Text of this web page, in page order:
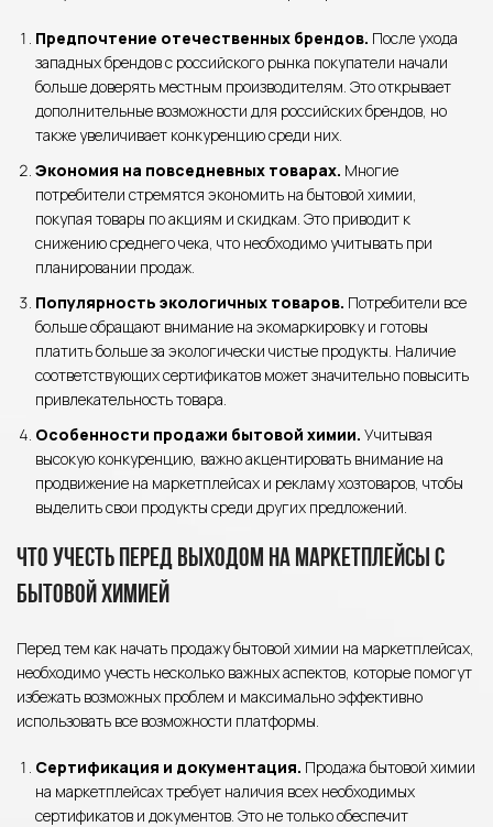
Предпочтение отечественных брендов. После ухода
западных брендов с российского рынка покупатели начали
больше доверять местным производителям. Это открывает
дополнительные возможности для российских брендов, но
также увеличивает конкуренцию среди них.
Экономия на повседневных товарах. Многие
потребители стремятся экономить на бытовой химии,
покупая товары по акциям и скидкам. Это приводит к
снижению среднего чека, что необходимо учитывать при
планировании продаж.
Популярность экологичных товаров. Потребители все
больше обращают внимание на экомаркировку и готовы
платить больше за экологически чистые продукты. Наличие
соответствующих сертификатов может значительно повысить
привлекательность товара.
Особенности продажи бытовой химии. Учитывая
высокую конкуренцию, важно акцентировать внимание на
продвижение на маркетплейсах и рекламу хозтоваров, чтобы
выделить свои продукты среди других предложений.
Что учесть перед выходом на маркетплейсы с
бытовой химией
Перед тем как начать продажу бытовой химии на маркетплейсах,
необходимо учесть несколько важных аспектов, которые помогут
избежать возможных проблем и максимально эффективно
использовать все возможности платформы.
Сертификация и документация. Продажа бытовой химии
на маркетплейсах требует наличия всех необходимых
сертификатов и документов. Это не только обеспечит